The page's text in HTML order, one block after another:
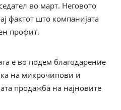
во март. Неговото
фактот што компанијата
профит.
е во подем благодарение
на микрочипови и
продажба на најновите